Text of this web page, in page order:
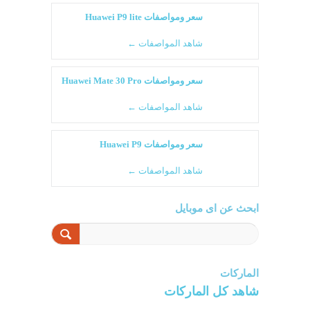
سعر ومواصفات Huawei P9 lite
شاهد المواصفات ←
سعر ومواصفات Huawei Mate 30 Pro
شاهد المواصفات ←
سعر ومواصفات Huawei P9
شاهد المواصفات ←
ابحث عن اى موبايل
الماركات
شاهد كل الماركات